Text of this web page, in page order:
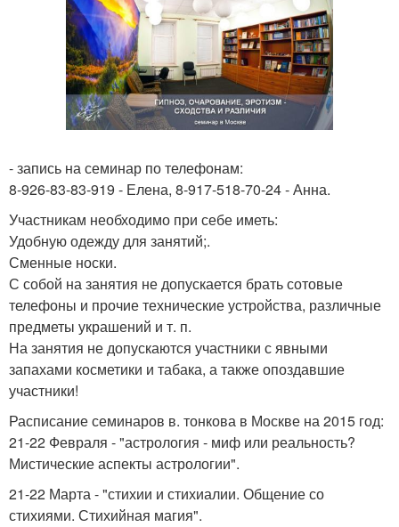
- запись на семинар по телефонам:
8-926-83-83-919 - Елена, 8-917-518-70-24 - Анна.
Участникам необходимо при себе иметь:
Удобную одежду для занятий;.
Сменные носки.
С собой на занятия не допускается брать сотовые
телефоны и прочие технические устройства, различные
предметы украшений и т. п.
На занятия не допускаются участники с явными
запахами косметики и табака, а также опоздавшие
участники!
Расписание семинаров в. тонкова в Москве на 2015 год:
21-22 Февраля - "астрология - миф или реальность?
Мистические аспекты астрологии".
21-22 Марта - "стихии и стихиалии. Общение со
стихиями. Стихийная магия".